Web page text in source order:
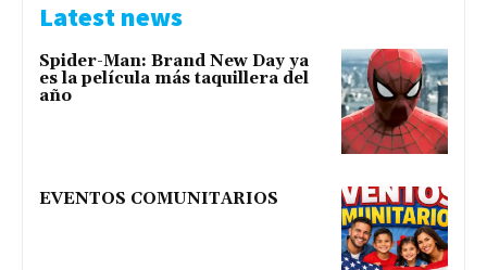
Latest news
Spider-Man: Brand New Day ya
es la película más taquillera del
año
EVENTOS COMUNITARIOS